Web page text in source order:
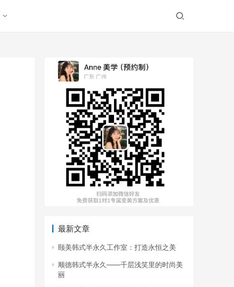
最新文章
颐美韩式半永久工作室：打造永恒之美
顺德韩式半永久——千层浅笑里的时尚美
丽